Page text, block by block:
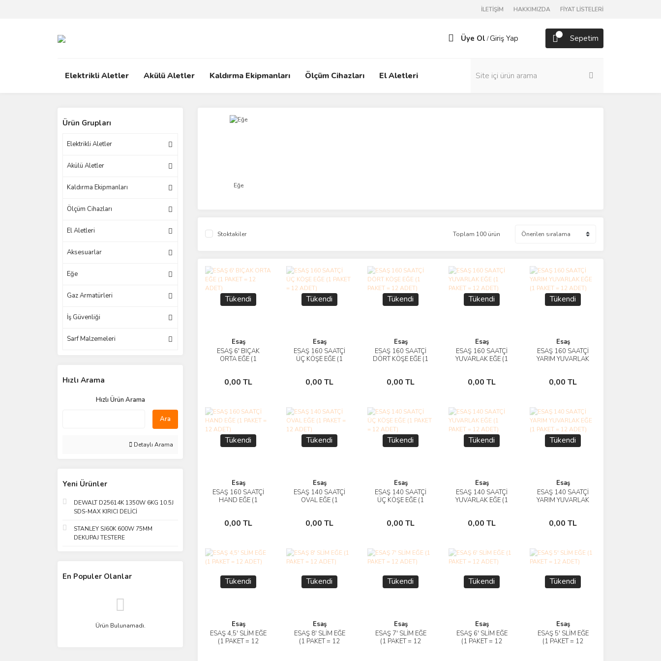
İLETİŞİM HAKKIMIZDA FİYAT LİSTELERİ
Üye Ol /Giriş Yap Sepetim
Elektrikli Aletler Akülü Aletler Kaldırma Ekipmanları Ölçüm Cihazları El Aletleri
Ürün Grupları
Elektrikli Aletler
Akülü Aletler
Kaldırma Ekipmanları
Ölçüm Cihazları
El Aletleri
Aksesuarlar
Eğe
Gaz Armatürleri
İş Güvenliği
Sarf Malzemeleri
Hızlı Arama
Hızlı Ürün Arama
Ara
Detaylı Arama
Yeni Ürünler
DEWALT D25614K 1350W 6KG 10.5J
SDS-MAX KIRICI DELİCİ
STANLEY SJ60K 600W 75MM
DEKUPAJ TESTERE
En Populer Olanlar
Ürün Bulunamadı.
Eğe
Stoktakiler Toplam 100 ürün
Tükendi
Esaş
ESAŞ 6' BIÇAK
ORTA EĞE (1
0,00 TL
İncele
Yok
Tükendi
Esaş
ESAŞ 160 SAATÇİ
ÜÇ KÖŞE EĞE (1
0,00 TL
İncele
Yok
Tükendi
Esaş
ESAŞ 160 SAATÇİ
DÖRT KÖŞE EĞE (1
0,00 TL
İncele
Yok
Tükendi
Esaş
ESAŞ 160 SAATÇİ
YUVARLAK EĞE (1
0,00 TL
İncele
Yok
Tükendi
Esaş
ESAŞ 160 SAATÇİ
YARIM YUVARLAK
0,00 TL
İncele
Yok
Tükendi
Esaş
ESAŞ 160 SAATÇİ
HAND EĞE (1
0,00 TL
İncele
Yok
Tükendi
Esaş
ESAŞ 140 SAATÇİ
OVAL EĞE (1
0,00 TL
İncele
Yok
Tükendi
Esaş
ESAŞ 140 SAATÇİ
ÜÇ KÖŞE EĞE (1
0,00 TL
İncele
Yok
Tükendi
Esaş
ESAŞ 140 SAATÇİ
YUVARLAK EĞE (1
0,00 TL
İncele
Yok
Tükendi
Esaş
ESAŞ 140 SAATÇİ
YARIM YUVARLAK
0,00 TL
İncele
Yok
Tükendi
Esaş
ESAŞ 4,5' SLİM EĞE
(1 PAKET = 12
İncele
Tükendi
Esaş
ESAŞ 8' SLİM EĞE
(1 PAKET = 12
İncele
Tükendi
Esaş
ESAŞ 7' SLİM EĞE
(1 PAKET = 12
İncele
Tükendi
Esaş
ESAŞ 6' SLİM EĞE
(1 PAKET = 12
İncele
Tükendi
Esaş
ESAŞ 5' SLİM EĞE
(1 PAKET = 12
İncele